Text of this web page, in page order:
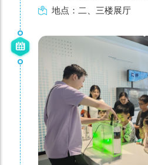
地点：二、三楼展厅